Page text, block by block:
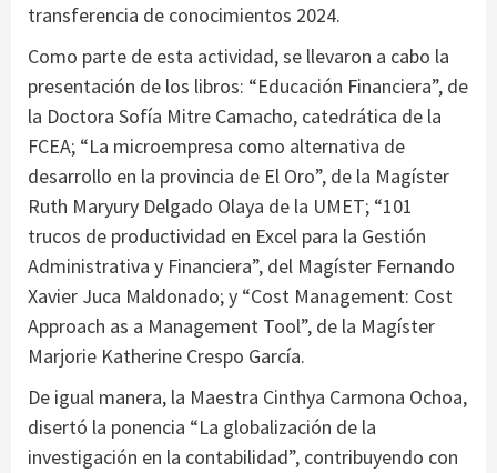
transferencia de conocimientos 2024.
Como parte de esta actividad, se llevaron a cabo la
presentación de los libros: “Educación Financiera”, de
la Doctora Sofía Mitre Camacho, catedrática de la
FCEA; “La microempresa como alternativa de
desarrollo en la provincia de El Oro”, de la Magíster
Ruth Maryury Delgado Olaya de la UMET; “101
trucos de productividad en Excel para la Gestión
Administrativa y Financiera”, del Magíster Fernando
Xavier Juca Maldonado; y “Cost Management: Cost
Approach as a Management Tool”, de la Magíster
Marjorie Katherine Crespo García.
De igual manera, la Maestra Cinthya Carmona Ochoa,
disertó la ponencia “La globalización de la
investigación en la contabilidad”, contribuyendo con